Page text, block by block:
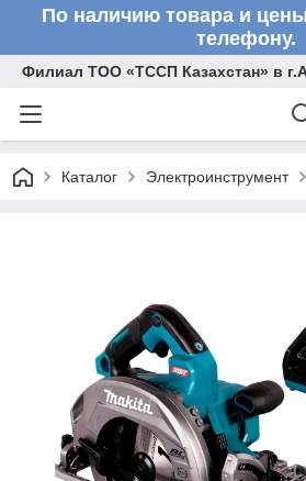
По наличию товара и
телефону.
Филиал ТОО «ТССП Казахстан» в
Каталог Электроинструмент